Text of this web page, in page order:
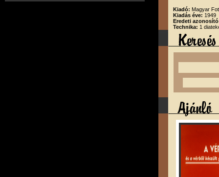
Kiadó: Magyar
Kiadás éve: 1949
Eredeti
Technika: 1